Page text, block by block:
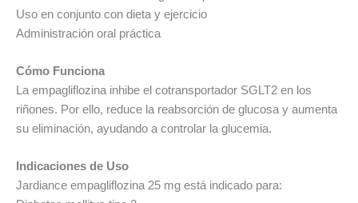
Uso en conjunto con dieta y ejercicio
Administración oral práctica
Cómo Funciona
La empagliflozina inhibe el cotransportador SGLT2 en los
riñones. Por ello, reduce la reabsorción de glucosa y aumenta
su eliminación, ayudando a controlar la glucemia.
Indicaciones de Uso
Jardiance empagliflozina 25 mg está indicado para: